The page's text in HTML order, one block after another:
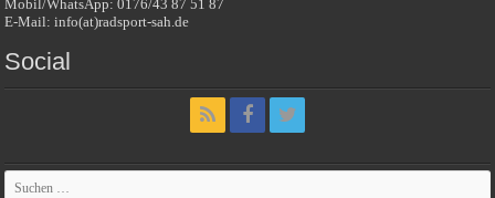
Mobil/WhatsApp: 0176/43 87 51 87
E-Mail: info(at)radsport-sah.de
Social